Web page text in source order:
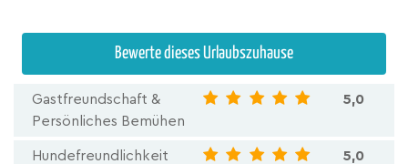
Bewerte dieses Urlaubszuhause
Gastfreundschaft &
Persönliches Bemühen
5,0
Hundefreundlichkeit 5,0